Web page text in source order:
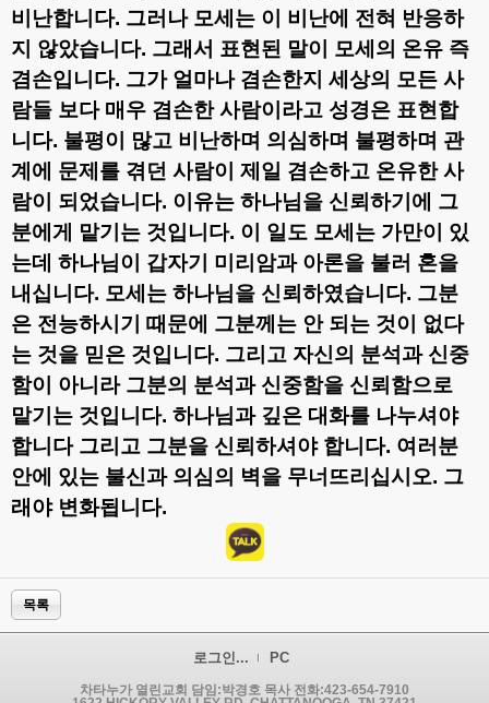
비난합니다. 그러나 모세는 이 비난에 전혀 반응하
지 않았습니다. 그래서 표현된 말이 모세의 온유 즉
겸손입니다. 그가 얼마나 겸손한지 세상의 모든 사
람들 보다 매우 겸손한 사람이라고 성경은 표현합
니다. 불평이 많고 비난하며 의심하며 불평하며 관
계에 문제를 겪던 사람이 제일 겸손하고 온유한 사
람이 되었습니다. 이유는 하나님을 신뢰하기에 그
분에게 맡기는 것입니다. 이 일도 모세는 가만이 있
는데 하나님이 갑자기 미리암과 아론을 불러 혼을
내십니다. 모세는 하나님을 신뢰하였습니다. 그분
은 전능하시기 때문에 그분께는 안 되는 것이 없다
는 것을 믿은 것입니다. 그리고 자신의 분석과 신중
함이 아니라 그분의 분석과 신중함을 신뢰함으로
맡기는 것입니다. 하나님과 깊은 대화를 나누셔야
합니다 그리고 그분을 신뢰하셔야 합니다. 여러분
안에 있는 불신과 의심의 벽을 무너뜨리십시오. 그
래야 변화됩니다.
목록
로그인... PC
차타누가 열린교회 담임:박경호 목사 전화:423-654-7910